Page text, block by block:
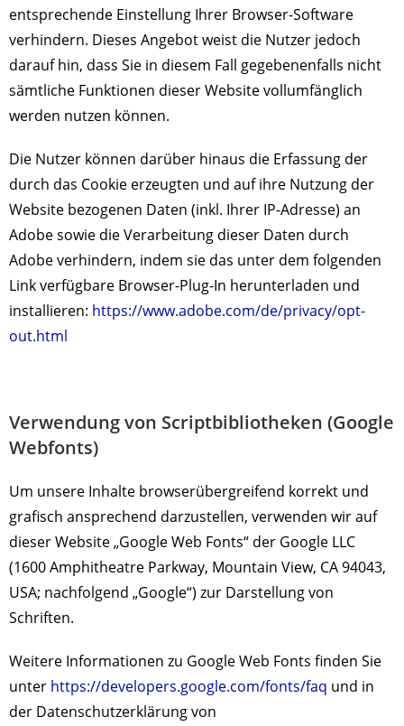
entsprechende Einstellung Ihrer Browser-Software
verhindern. Dieses Angebot weist die Nutzer jedoch
darauf hin, dass Sie in diesem Fall gegebenenfalls nicht
sämtliche Funktionen dieser Website vollumfänglich
werden nutzen können.
Die Nutzer können darüber hinaus die Erfassung der
durch das Cookie erzeugten und auf ihre Nutzung der
Website bezogenen Daten (inkl. Ihrer IP-Adresse) an
Adobe sowie die Verarbeitung dieser Daten durch
Adobe verhindern, indem sie das unter dem folgenden
Link verfügbare Browser-Plug-In herunterladen und
installieren: https://www.adobe.com/de/privacy/opt-
out.html
Verwendung von Scriptbibliotheken (Google
Webfonts)
Um unsere Inhalte browserübergreifend korrekt und
grafisch ansprechend darzustellen, verwenden wir auf
dieser Website „Google Web Fonts“ der Google LLC
(1600 Amphitheatre Parkway, Mountain View, CA 94043,
USA; nachfolgend „Google“) zur Darstellung von
Schriften.
Weitere Informationen zu Google Web Fonts finden Sie
unter https://developers.google.com/fonts/faq und in
der Datenschutzerklärung von